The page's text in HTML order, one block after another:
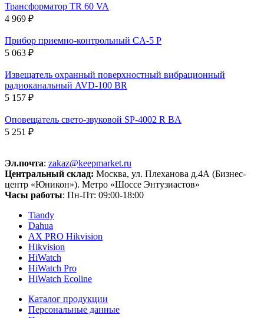
Трансформатор TR 60 VA
4 969 ₽
Прибор приемно-контрольный CA-5 P
5 063 ₽
Извещатель охранный поверхностный вибрационный
радиоканальный AVD-100 BR
5 157 ₽
Оповещатель свето-звуковой SP-4002 R BA
5 251 ₽
Эл.почта: zakaz@keepmarket.ru
Центральный склад: Москва, ул. Плеханова д.4А (Бизнес-
центр «Юникон»). Метро «Шоссе Энтузиастов»
Часы работы: Пн-Пт: 09:00-18:00
Tiandy
Dahua
AX PRO Hikvision
Hikvision
HiWatch
HiWatch Pro
HiWatch Ecoline
Каталог продукции
Персональные данные